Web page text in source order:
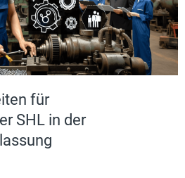
für
SHL in der